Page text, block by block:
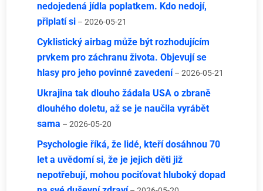
nedojedená jídla poplatkem. Kdo nedojí,
připlatí si – 2026-05-21
Cyklistický airbag může být rozhodujícím
prvkem pro záchranu života. Objevují se
hlasy pro jeho povinné zavedení – 2026-05-21
Ukrajina tak dlouho žádala USA o zbraně
dlouhého doletu, až se je naučila vyrábět
sama – 2026-05-20
Psychologie říká, že lidé, kteří dosáhnou 70
let a uvědomí si, že je jejich děti již
nepotřebují, mohou pociťovat hluboký dopad